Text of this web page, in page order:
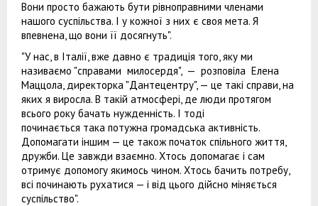
Вони просто бажають бути рівноправними членами
нашого суспільства. І у кожної з них є своя мета. Я
впевнена, що вони її досягнуть".
"У нас, в Італії, вже давно є традиція того, яку ми
називаємо "справами милосердя", — розповіла Елена
Маццола, директорка "Дантецентру", — це такі справи, на
яких я виросла. В такій атмосфері, де люди протягом
всього року бачать нужденність. І тоді
починається така потужна громадська активність.
Допомагати іншим — це також початок спільного життя,
дружби. Це завжди взаємно. Хтось допомагає і сам
отримує допомогу якимось чином. Хтось бачить потребу,
всі починають рухатися — і від цього дійсно міняється
суспільство".